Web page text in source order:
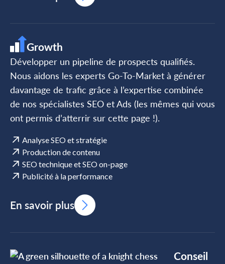
Growth
Développer un pipeline de prospects qualifiés.
Nous aidons les experts Go-To-Market à générer
davantage de trafic grâce à l’expertise combinée
de nos spécialistes SEO et Ads (les mêmes qui vous
ont permis d’atterrir sur cette page !).
Analyse SEO et stratégie
Production de contenu
SEO technique et SEO on-page
Publicité à la performance
En savoir plus
Conseil